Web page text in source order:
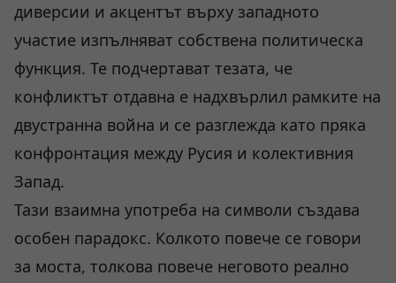
диверсии и акцентът върху западното
участие изпълняват собствена политическа
функция. Те подчертават тезата, че
конфликтът отдавна е надхвърлил рамките на
двустранна война и се разглежда като пряка
конфронтация между Русия и колективния
Запад.
Тази взаимна употреба на символи създава
особен парадокс. Колкото повече се говори
за моста, толкова повече неговото реално